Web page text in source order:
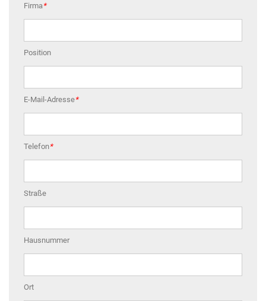
Firma *
Position
E-Mail-Adresse*
Telefon*
Straße
Hausnummer
Ort